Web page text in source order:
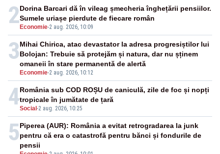
2 Economie-2 aug. 2026, 10:09
Dorina Barcari dă în vileag șmecheria înghețării pensiilor.
Sumele uriașe pierdute de fiecare român
3
Economie-2 aug. 2026, 10:12
Mihai Chirica, atac devastator la adresa progresiștilor lui
Bolojan: Trebuie să protejăm și natura, dar nu șținem
omaneii în stare permanentă de alertă
4Social -2 aug. 2026, 10:25
România sub COD ROȘU de caniculă, zile de foc și nopți
tropicale în jumătate de țară
5Piperea (AUR): România a evitat retrogradarea la junk
pentru că era o catastrofă pentru bănci și fondurile de
pensii